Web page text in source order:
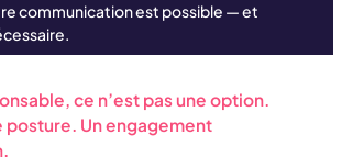
communication est possible — et
ce n’est pas une option.
posture. Un engagement